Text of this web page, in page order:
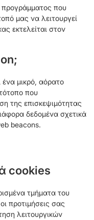
προγράμματος που
μας να λειτουργεί
εκτελείται στον
μικρό, αόρατο
που
της επισκεψιμότητας
δεδομένα σχετικά
beacons.
cookies
τμήματα του
προτιμήσεις σας
λειτουργικών